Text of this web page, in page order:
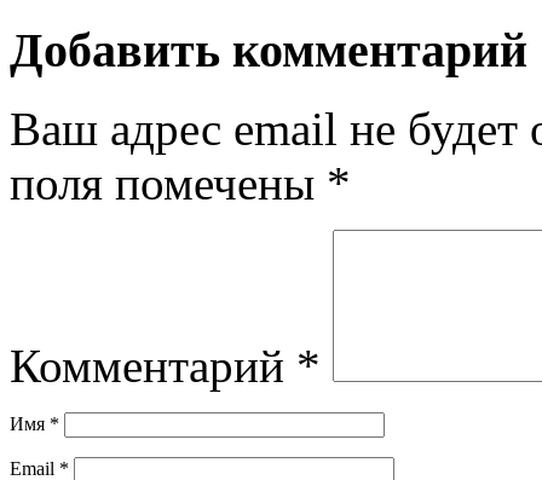
Добавить комментарий
Ваш адрес email не будет
поля помечены *
Комментарий *
Имя *
Email *